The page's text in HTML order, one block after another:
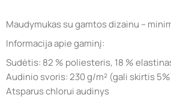
Maudymukas su gamtos dizainu –
Informacija apie gaminį:
Sudėtis: 82 % poliesteris, 18 %
Audinio svoris: 230 g/m² (gali skirtis
Atsparus chlorui audinys